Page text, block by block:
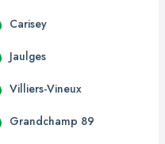
Carisey
Jaulges
Villiers-Vineux
Grandchamp 89